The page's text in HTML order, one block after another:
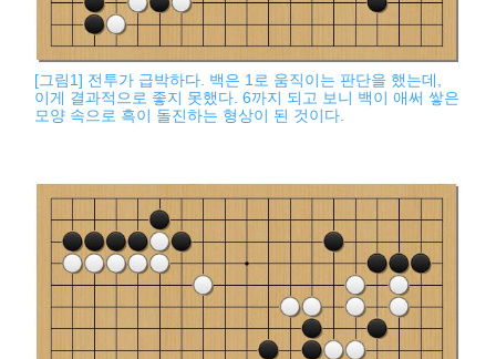
[그림1] 전투가 급박하다. 백은 1로 움직이는 판단을 했는데,
이게 결과적으로 좋지 못했다. 6까지 되고 보니 백이 애써 쌓은
모양 속으로 흑이 돌진하는 형상이 된 것이다.